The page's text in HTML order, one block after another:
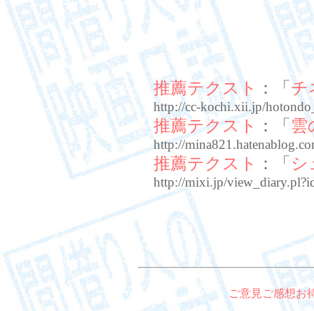
推薦テクスト ：「 チ
http://cc-kochi.xii.jp/
推薦テクスト ：「 雲
http://
推薦テクスト ：「 シ
http://mixi.jp/
ご意見ご感想お